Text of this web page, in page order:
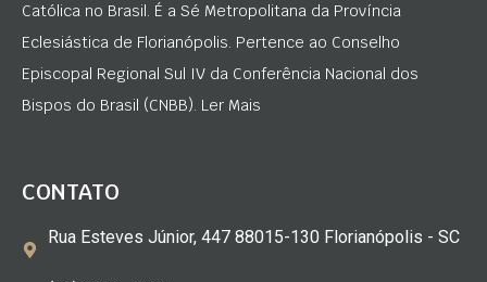
Católica no Brasil. É a Sé Metropolitana da Província
Eclesiástica de Florianópolis. Pertence ao Conselho
Episcopal Regional Sul IV da Conferência Nacional dos
Bispos do Brasil (CNBB). Ler Mais
CONTATO
Rua Esteves Júnior, 447 88015-130 Florianópolis - SC